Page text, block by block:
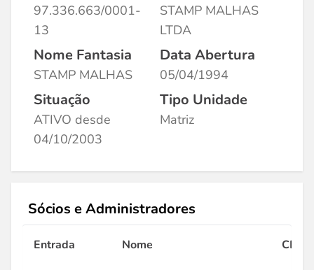
97.336.663/0001-
13
STAMP MALHAS
LTDA
Nome Fantasia
STAMP MALHAS
Data Abertura
05/04/1994
Situação
ATIVO desde
04/10/2003
Tipo Unidade
Matriz
Sócios e Administradores
Entrada Nome CPF